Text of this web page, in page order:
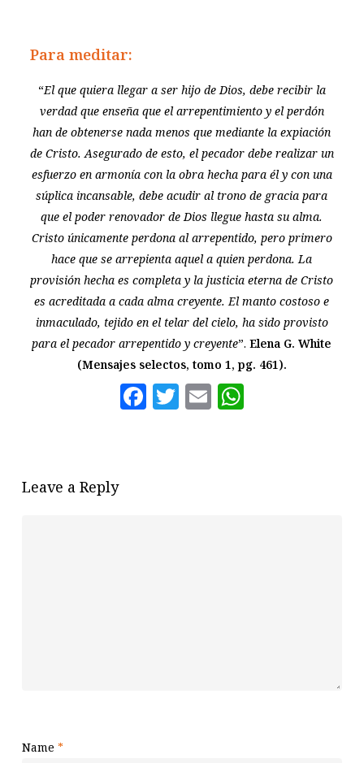
Para meditar:
“El que quiera llegar a ser hijo de Dios, debe recibir la
verdad que enseña que el arrepentimiento y el perdón
han de obtenerse nada menos que mediante la expiación
de Cristo. Asegurado de esto, el pecador debe realizar un
esfuerzo en armonía con la obra hecha para él y con una
súplica incansable, debe acudir al trono de gracia para
que el poder renovador de Dios llegue hasta su alma.
Cristo únicamente perdona al arrepentido, pero primero
hace que se arrepienta aquel a quien perdona. La
provisión hecha es completa y la justicia eterna de Cristo
es acreditada a cada alma creyente. El manto costoso e
inmaculado, tejido en el telar del cielo, ha sido provisto
para el pecador arrepentido y creyente”.Elena G. White
(Mensajes selectos, tomo 1, pg. 461).
Facebook
Twitter
Email
Leave a Reply
Name *